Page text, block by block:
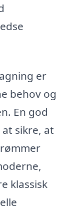
er
behov og
En god
sikre, at
klassisk